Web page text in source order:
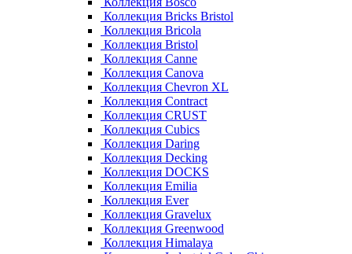
Коллекция Bricks Bristol
Коллекция Bricola
Коллекция Bristol
Коллекция Canne
Коллекция Canova
Коллекция Chevron XL
Коллекция Contract
Коллекция CRUST
Коллекция Cubics
Коллекция Daring
Коллекция Decking
Коллекция DOCKS
Коллекция Emilia
Коллекция Ever
Коллекция Gravelux
Коллекция Greenwood
Коллекция Himalaya